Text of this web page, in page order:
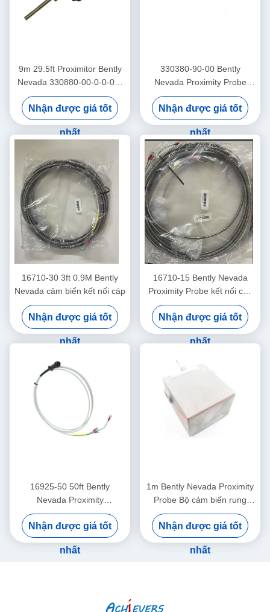
9m 29.5ft Proximitor Bently
Nevada 330880-00-0-0-03-
02 PROXPAC Proximity
Transducer Assembly
Nhận được giá tốt
nhất
330380-90-00 Bently
Nevada Proximity Probe
3300 XL High Temperature
Proximitor Sensor
Nhận được giá tốt
nhất
16710-30 3ft 0.9M Bently
Nevada cảm biến kết nối cáp
Nhận được giá tốt
nhất
16710-15 Bently Nevada
Proximity Probe kết nối cáp
với áo giáp -15 - C
Nhận được giá tốt
nhất
16925-50 50ft Bently
Nevada Proximity
Interconnect Cable Không có
áo giáp
Nhận được giá tốt
nhất
1m Bently Nevada Proximity
Probe Bộ cảm biến rung
động hai lần 26530-12-10-
00-000-309-00-03-01
Nhận được giá tốt
nhất